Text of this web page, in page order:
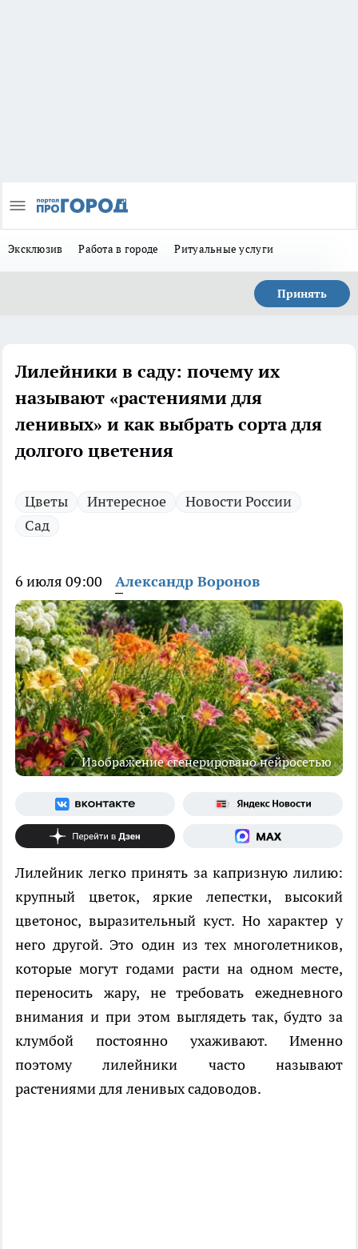
Эксклюзив Работа в городе Ритуальные услуги
Принять
Лилейники в саду: почему их
называют «растениями для
ленивых» и как выбрать сорта для
долгого цветения
Цветы Интересное
Новости России
Сад
6 июля 09:00 Александр Воронов
Изображение сгенерировано нейросетью
Лилейник легко принять за капризную лилию:
крупный цветок, яркие лепестки, высокий
цветонос, выразительный куст. Но характер у
него другой. Это один из тех многолетников,
которые могут годами расти на одном месте,
переносить жару, не требовать ежедневного
внимания и при этом выглядеть так, будто за
клумбой постоянно ухаживают. Именно
поэтому лилейники часто называют
растениями для ленивых садоводов.